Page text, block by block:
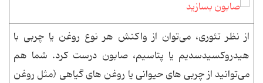
از نظر تئوری، می‌توان از واکنش هر نوع روغن یا چربی با
هیدروکسیدسدیم یا پتاسیم، صابون درست کرد. شما هم
می‌توانید از چربی های حیوانی یا روغن های گیاهی (مثل روغن